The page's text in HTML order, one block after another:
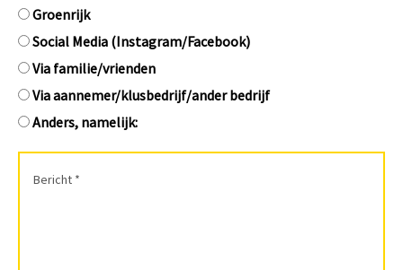
Groenrijk
Social Media (Instagram/Facebook)
Via familie/vrienden
Via aannemer/klusbedrijf/ander bedrijf
Anders, namelijk: